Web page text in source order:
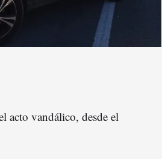
acto vandálico, desde el